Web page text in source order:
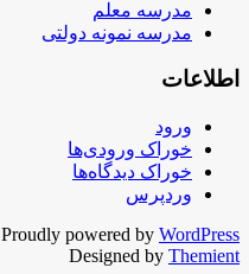
مدرسه معلم
مدرسه نمونه دولتی
اطلاعات
ورود
خوراک ورودی‌ها
خوراک دیدگاه‌ها
وردپرس
Proudly powered by WordPress
Designed by Themient